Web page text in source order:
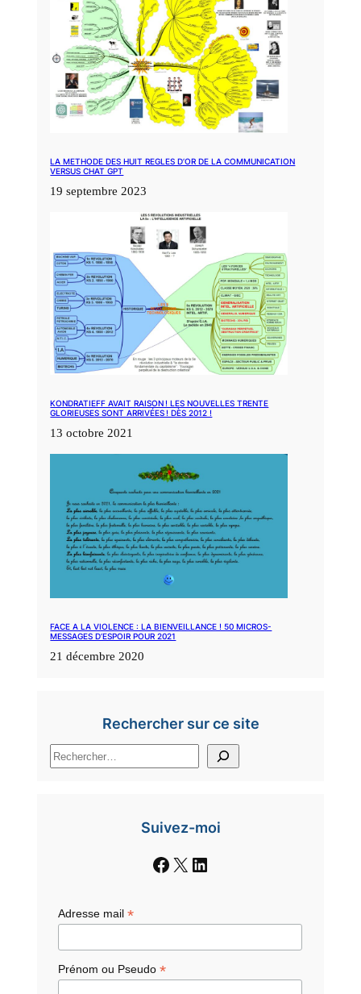
LA METHODE DES HUIT REGLES D’OR DE LA COMMUNICATION
VERSUS CHAT GPT
19 septembre 2023
KONDRATIEFF AVAIT RAISON ! LES NOUVELLES TRENTE
GLORIEUSES SONT ARRIVÉES ! DÈS 2012 !
13 octobre 2021
FACE A LA VIOLENCE : LA BIENVEILLANCE ! 50 MICROS-
MESSAGES D’ESPOIR POUR 2021
21 décembre 2020
Rechercher sur ce site
R
e
Suivez-moi
Facebook X LinkedIn
Adresse mail*
Prénom ou Pseudo*